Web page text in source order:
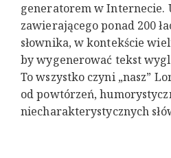
generatorem w Internecie.
zawierającego ponad 200
słownika, w kontekście
by wygenerować tekst
To wszystko czyni „nasz”
od powtórzeń,
niecharakterystycznych